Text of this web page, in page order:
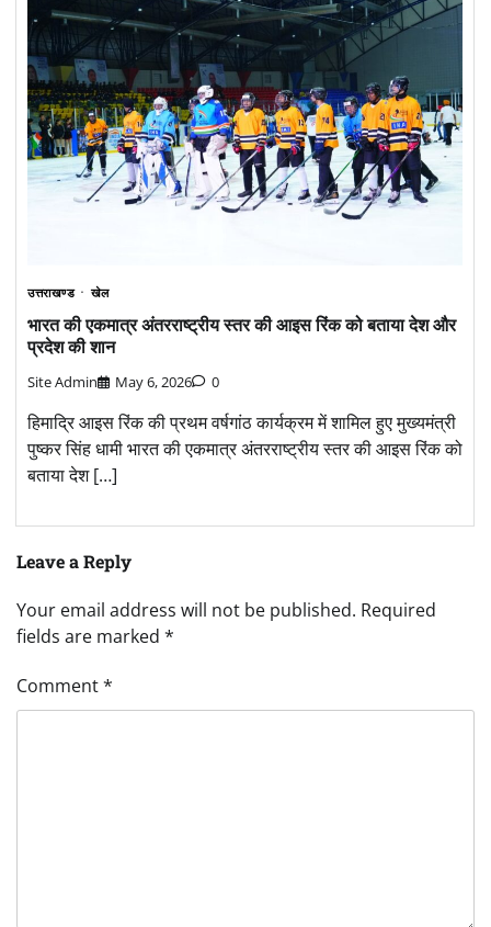
उत्तराखण्ड खेल
भारत की एकमात्र अंतरराष्ट्रीय स्तर की आइस रिंक को बताया देश और
प्रदेश की शान
Site Admin May 6, 2026 0
हिमाद्रि आइस रिंक की प्रथम वर्षगांठ कार्यक्रम में शामिल हुए मुख्यमंत्री
पुष्कर सिंह धामी भारत की एकमात्र अंतरराष्ट्रीय स्तर की आइस रिंक को
बताया देश […]
Leave a Reply
Your email address will not be published. Required
fields are marked *
Comment*